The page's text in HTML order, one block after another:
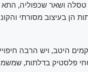
הן בעיצוב מסורתי
היטב, ויש הרבה
פלסטיק בדלתות,